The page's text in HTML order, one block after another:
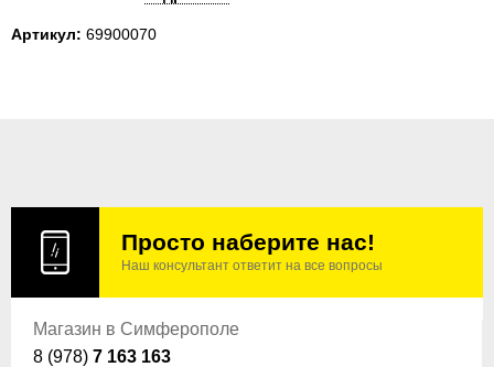
Артикул: 69900070
Просто наберите нас!
Наш консультант ответит на все вопросы
Магазин в Симферополе
8 (978) 7 163 163